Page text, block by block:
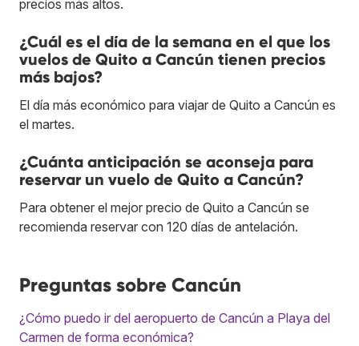
precios más altos.
¿Cuál es el día de la semana en el que los
vuelos de Quito a Cancún tienen precios
más bajos?
El día más económico para viajar de Quito a Cancún es
el martes.
¿Cuánta anticipación se aconseja para
reservar un vuelo de Quito a Cancún?
Para obtener el mejor precio de Quito a Cancún se
recomienda reservar con 120 días de antelación.
Preguntas sobre Cancún
¿Cómo puedo ir del aeropuerto de Cancún a Playa del
Carmen de forma económica?